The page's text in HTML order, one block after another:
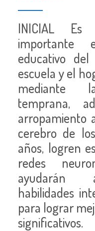
INICIAL
importante
educativo
escuela y el
mediante
temprana,
arropamiento
cerebro de
años, logren
redes
ayudarán
habilidades
para lograr
significativos.